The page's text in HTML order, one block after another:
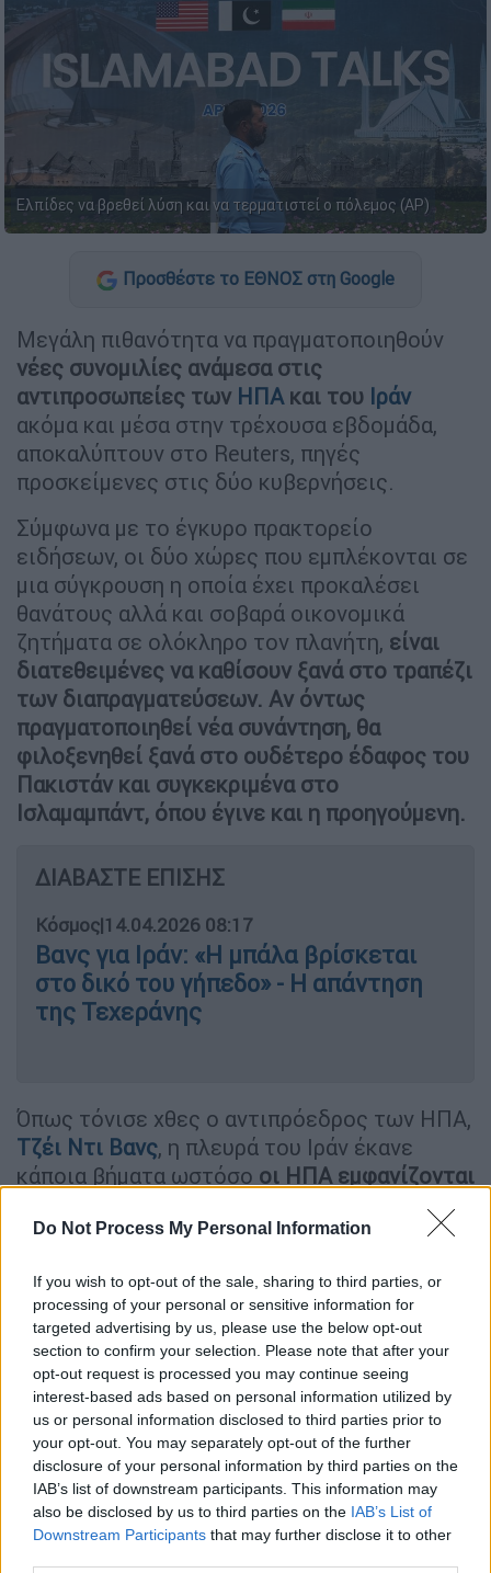
Do Not Process My Personal Information
If you wish to opt-out of the sale, sharing to third parties, or
processing of your personal or sensitive information for
targeted advertising by us, please use the below opt-out
section to confirm your selection. Please note that after your
opt-out request is processed you may continue seeing
interest-based ads based on personal information utilized by
us or personal information disclosed to third parties prior to
your opt-out. You may separately opt-out of the further
disclosure of your personal information by third parties on the
IAB’s list of downstream participants. This information may
also be disclosed by us to third parties on the IAB’s List of
Downstream Participants that may further disclose it to other
Ελπίδες να βρεθεί λύση και να τερματιστεί ο πόλεμος (AP)
Προσθέστε το ΕΘΝΟΣ στη Google
Μεγάλη πιθανότητα να πραγματοποιηθούν
νέες συνομιλίες ανάμεσα στις
αντιπροσωπείες των ΗΠΑ και του Ιράν
ακόμα και μέσα στην τρέχουσα εβδομάδα,
αποκαλύπτουν στο Reuters, πηγές
προσκείμενες στις δύο κυβερνήσεις.
Σύμφωνα με το έγκυρο πρακτορείο
ειδήσεων, οι δύο χώρες που εμπλέκονται σε
μια σύγκρουση η οποία έχει προκαλέσει
θανάτους αλλά και σοβαρά οικονομικά
ζητήματα σε ολόκληρο τον πλανήτη, είναι
διατεθειμένες να καθίσουν ξανά στο τραπέζι
των διαπραγματεύσεων. Αν όντως
πραγματοποιηθεί νέα συνάντηση, θα
φιλοξενηθεί ξανά στο ουδέτερο έδαφος του
Πακιστάν και συγκεκριμένα στο
Ισλαμαμπάντ, όπου έγινε και η προηγούμενη.
ΔΙΑΒΑΣΤΕ ΕΠΙΣΗΣ
Κόσμος|14.04.2026 08:17
Βανς για Ιράν: «Η μπάλα βρίσκεται
στο δικό του γήπεδο» - Η απάντηση
της Τεχεράνης
Όπως τόνισε χθες ο αντιπρόεδρος των ΗΠΑ,
Τζέι Ντι Βανς, η πλευρά του Ιράν έκανε
κάποια βήματα ωστόσο οι ΗΠΑ εμφανίζονται
απόλυτες στις κόκκινες γραμμές τους και
ζητούν να παραδοθεί όλη η ποσότητα
κατοχή της η Τεχεράνη.
«Η μπάλα βρίσκεται στο δικό τους έδαφος»
είπε ο Βανς στο Fox News και εξήγησε ότι
είναι ένα πράγμα το ότι οι Ιρανοί λένε πως
δεν θα αποκτήσουν πυρηνικό όπλο, είναι
άλλο να δημιουργήσουμε τους απαραίτητους
μηχανισμούς ώστε να είναι εγγυημένο πως
δεν θα γίνει αυτό».
«Έφτασαν στο 80% της διαδρομής»